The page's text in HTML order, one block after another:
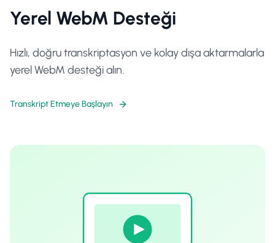
Yerel WebM Desteği
Hızlı, doğru transkriptasyon ve kolay dışa aktarmalarla
yerel WebM desteği alın.
Transkript Etmeye Başlayın